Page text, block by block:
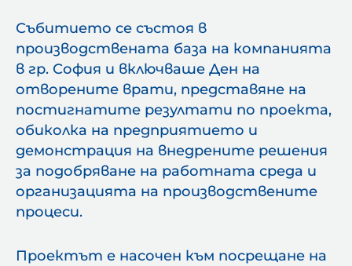
Събитието се състоя в
производствената база на компанията
в гр. София и включваше Ден на
отворените врати, представяне на
постигнатите резултати по проекта,
обиколка на предприятието и
демонстрация на внедрените решения
за подобряване на работната среда и
организацията на производствените
процеси.
Проектът е насочен към посрещане на